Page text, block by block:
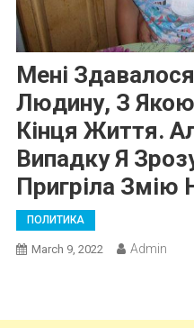
Мені
Людину, З
Кінця Життя.
Випадку Я
Пригріла Змію
ПОЛИТИКА
March 9, 2022 Admin